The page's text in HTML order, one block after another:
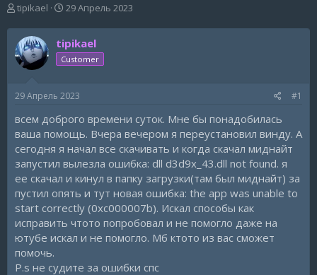
А
т
о
р
м
tipikael
Д
т
а
н
а
а
29 Апрель 2023
tipikael
Customer
29 Апрель 2023 #1
всем доброго времени суток. Мне бы понадобилась
ваша помощь. Вчера вечером я переустановил винду. А
сегодня я начал все скачивать и когда скачал миднайт
запустил вылезла ошибка: dll d3d9x_43.dll not found. я
ее скачал и кинул в папку загрузки(там был миднайт) за
пустил опять и тут новая ошибка: the app was unable to
start correctly (0xc000007b). Искал способы как
исправить чтото попробовал и не помогло даже на
ютубе искал и не помогло. Мб ктото из вас сможет
помочь.
P.s не судите за ошибки спс